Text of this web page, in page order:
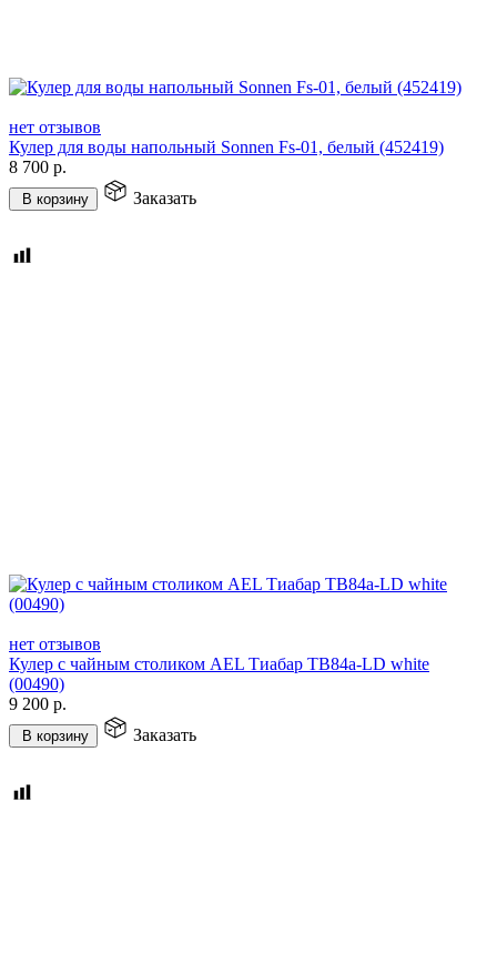
нет отзывов
Кулер для воды напольный Sonnen Fs-01, белый (452419)
8 700 р.
В корзину Заказать
нет отзывов
Кулер с чайным столиком AEL Тиабар TB84a-LD white
(00490)
9 200 р.
В корзину Заказать